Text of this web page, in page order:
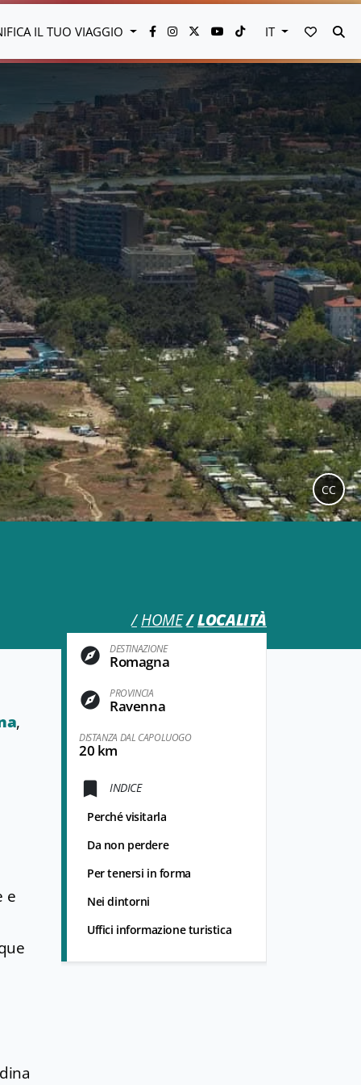
IL TUO VIAGGIO IT VAI AI
HOME LOCALITÀ
CC
DESTINAZIONE
Romagna
PROVINCIA
Ravenna
DISTANZA DAL CAPOLUOGO
20 km
INDICE
Perché visitarla
Da non perdere
Per tenersi in forma
Nei dintorni
Uffici informazione turistica
,
e